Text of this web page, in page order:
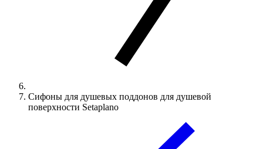
Сифоны для душевых поддонов для душевой
поверхности Setaplano